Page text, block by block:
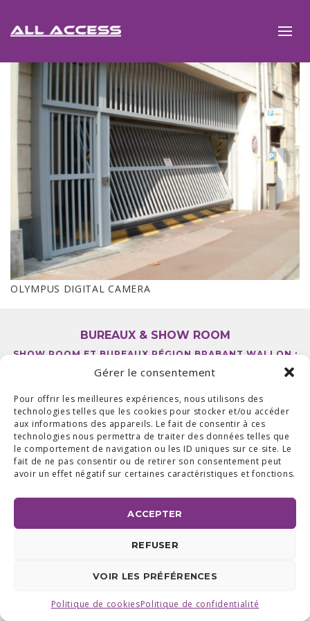
Gérer le consentement
Pour offrir les meilleures expériences, nous utilisons des
technologies telles que les cookies pour stocker et/ou accéder
aux informations des appareils. Le fait de consentir à ces
technologies nous permettra de traiter des données telles que
le comportement de navigation ou les ID uniques sur ce site. Le
fait de ne pas consentir ou de retirer son consentement peut
avoir un effet négatif sur certaines caractéristiques et fonctions.
ACCEPTER
REFUSER
VOIR LES PRÉFÉRENCES
Politique de cookiesPolitique de confidentialité
OLYMPUS DIGITAL CAMERA
BUREAUX & SHOW ROOM
SHOW ROOM ET BUREAUX RÉGION BRABANT WALLON :
BUREAUX RÉGION LIÉGEOISE :RUE DE LA FERME 71 BTE 2,
MADE WITH
BYI-LOGICS